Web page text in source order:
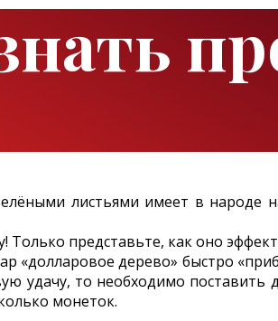
листьями имеет в народе
представьте, как оно
дерево» быстро
удачу, то необходимо поставить
монеток.